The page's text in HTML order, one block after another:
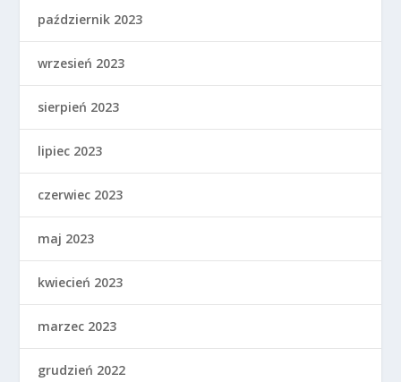
październik 2023
wrzesień 2023
sierpień 2023
lipiec 2023
czerwiec 2023
maj 2023
kwiecień 2023
marzec 2023
grudzień 2022